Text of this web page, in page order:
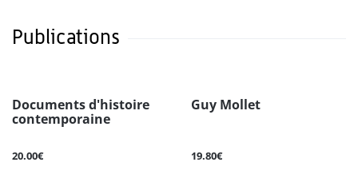
Publications
Documents d'histoire
contemporaine
20.00€
Guy Mollet
19.80€